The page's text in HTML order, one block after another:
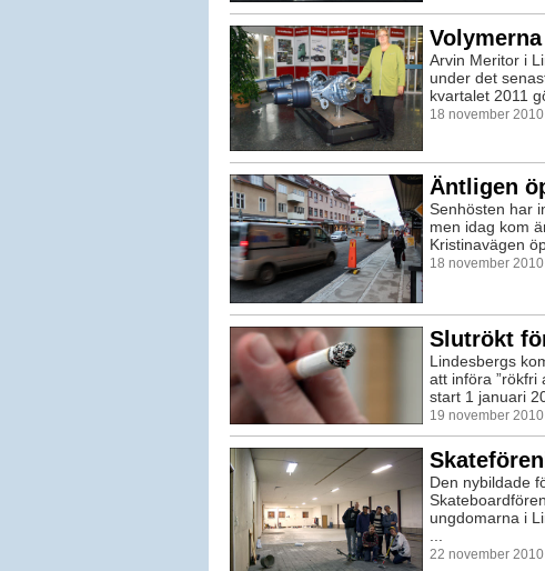
Arvin Meritor i
under det
kvartalet 2011
18 november
Äntligen
Senhösten har
men idag kom
Kristinavägen
18 november
Slutrökt
Lindesbergs
att införa ”rökfri
start 1 januari
19 november
Den nybildade
ungdomarna i
22 november